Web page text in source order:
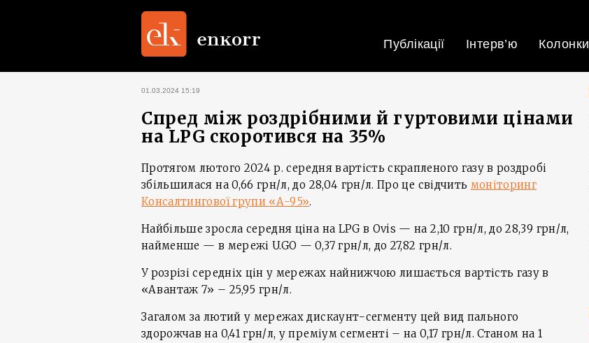
Публікації Інтерв’ю Колонки
01.03.2024 15:19
Спред між роздрібними й гуртовими цінами
на LPG скоротився на 35%
Протягом лютого 2024 р. середня вартість скрапленого газу в роздробі
збільшилася на 0,66 грн/л, до 28,04 грн/л. Про це свідчить моніторинг
Консалтингової групи «А-95».
Найбільше зросла середня ціна на LPG в Ovis — на 2,10 грн/л, до 28,39 грн/л,
найменше — в мережі U.GO — 0,37 грн/л, до 27,82 грн/л.
У розрізі середніх цін у мережах найнижчою лишається вартість газу в
«Авантаж 7» – 25,95 грн/л.
Загалом за лютий у мережах дискаунт-сегменту цей вид пального
здорожчав на 0,41 грн/л, у преміум сегменті – на 0,17 грн/л. Станом на 1